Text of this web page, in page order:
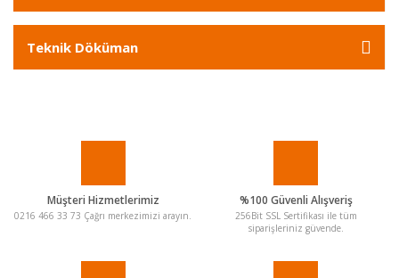
Teknik Döküman
Müşteri Hizmetlerimiz
0216 466 33 73 Çağrı merkezimizi arayın.
%100 Güvenli Alışveriş
256Bit SSL Sertifikası ile tüm
siparişleriniz güvende.